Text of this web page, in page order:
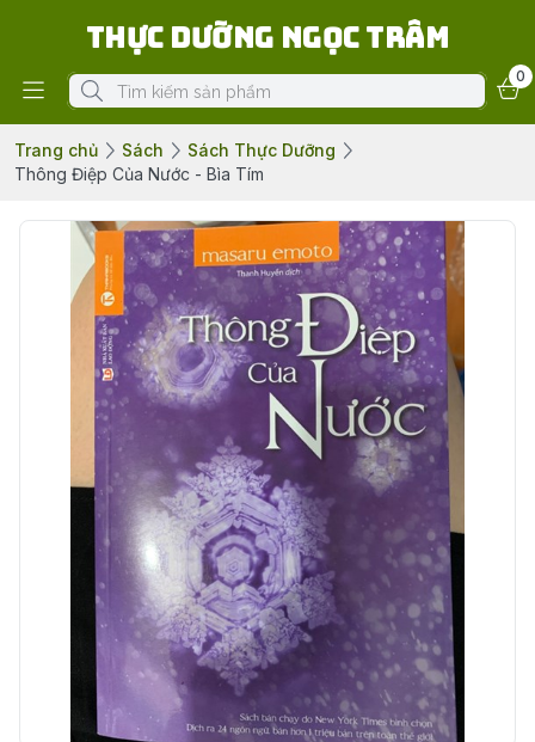
Thực Dưỡng Ngọc Trâm
0
Trang chủ Sách
Sách Thực Dưỡng
Thông Điệp Của Nước - Bìa Tím